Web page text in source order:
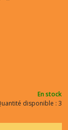
En stock
disponible : 3